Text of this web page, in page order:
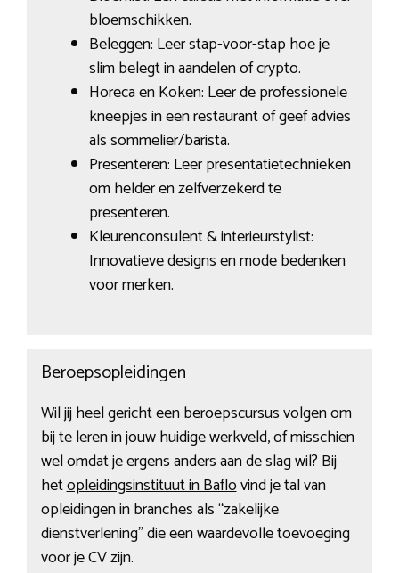
bloemschikken.
Beleggen: Leer stap-voor-stap hoe je
slim belegt in aandelen of crypto.
Horeca en Koken: Leer de professionele
kneepjes in een restaurant of geef advies
als sommelier/barista.
Presenteren: Leer presentatietechnieken
om helder en zelfverzekerd te
presenteren.
Kleurenconsulent & interieurstylist:
Innovatieve designs en mode bedenken
voor merken.
Beroepsopleidingen
Wil jij heel gericht een beroepscursus volgen om
bij te leren in jouw huidige werkveld, of misschien
wel omdat je ergens anders aan de slag wil? Bij
hetopleidingsinstituut in Baflovind je tal van
opleidingen in branches als “zakelijke
dienstverlening” die een waardevolle toevoeging
voor je CV zijn.